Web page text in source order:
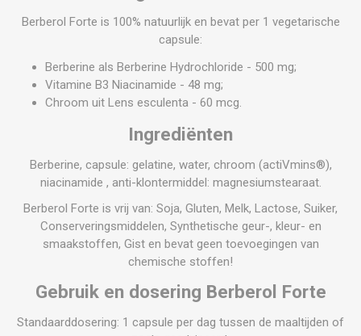
Berberol Forte is 100% natuurlijk en bevat per 1 vegetarische
capsule:
Berberine als Berberine Hydrochloride - 500 mg;
Vitamine B3 Niacinamide - 48 mg;
Chroom uit Lens esculenta - 60 mcg.
Ingrediënten
Berberine, capsule: gelatine, water, chroom (actiVmins®),
niacinamide , anti-klontermiddel: magnesiumstearaat.
Berberol Forte is vrij van: Soja, Gluten, Melk, Lactose, Suiker,
Conserveringsmiddelen, Synthetische geur-, kleur- en
smaakstoffen, Gist en bevat geen toevoegingen van
chemische stoffen!
Gebruik en dosering Berberol Forte
Standaarddosering: 1 capsule per dag tussen de maaltijden of